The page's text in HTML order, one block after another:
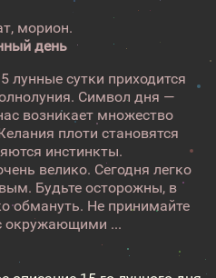
морион.
день
лунные сутки приходится
Символ дня —
возникает множество
плоти становятся
инстинкты.
велико. Сегодня легко
Будьте осторожны, в
обмануть. Не принимайте
окружающими ...